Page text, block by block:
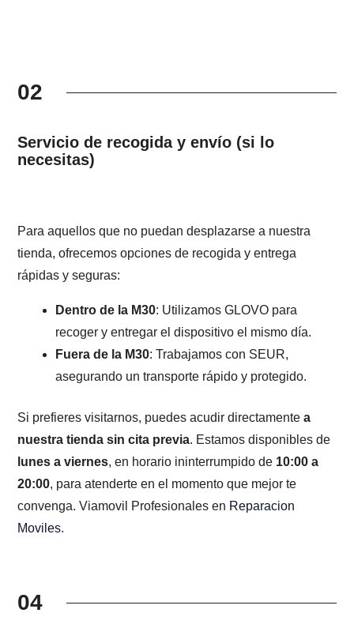
02
Servicio de recogida y envío (si lo
necesitas)
Para aquellos que no puedan desplazarse a nuestra
tienda, ofrecemos opciones de recogida y entrega
rápidas y seguras:
Dentro de la M30: Utilizamos GLOVO para
recoger y entregar el dispositivo el mismo día.
Fuera de la M30: Trabajamos con SEUR,
asegurando un transporte rápido y protegido.
Si prefieres visitarnos, puedes acudir directamentea
nuestra tienda sin cita previa. Estamos disponibles de
lunes a viernes, en horario ininterrumpido de 10:00 a
20:00, para atenderte en el momento que mejor te
convenga. Viamovil Profesionales en Reparacion
Moviles.
04